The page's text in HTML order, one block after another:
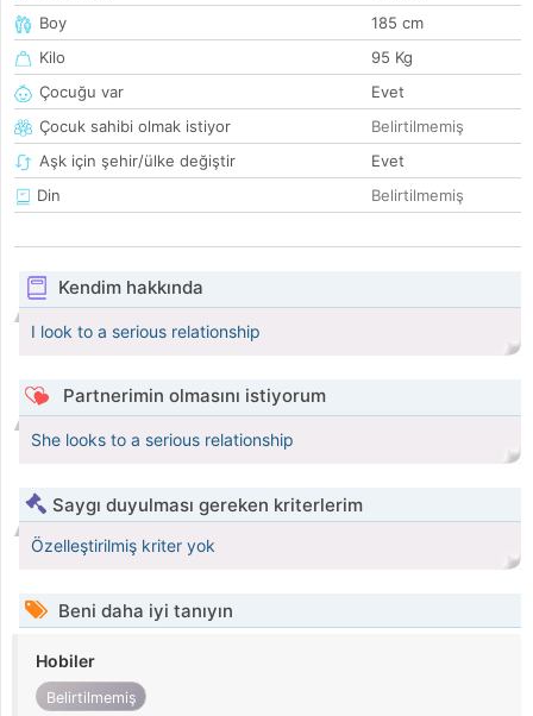
Boy
185 cm
Kilo
95 Kg
Çocuğu var
Evet
Çocuk sahibi olmak istiyor
Belirtilmemiş
Aşk için şehir/ülke değiştir
Evet
Din
Belirtilmemiş
Kendim hakkında
I look to a serious relationship
Partnerimin olmasını istiyorum
She looks to a serious relationship
Saygı duyulması gereken kriterlerim
Özelleştirilmiş kriter yok
Beni daha iyi tanıyın
Hobiler
Belirtilmemiş